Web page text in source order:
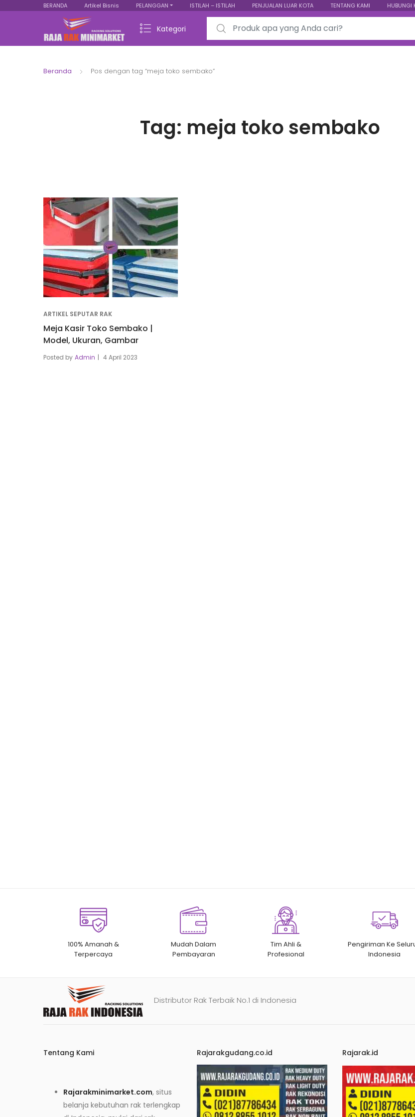
BERANDA Artikel Bisnis PELANGGAN ISTILAH – ISTILAH PENJUALAN LUAR KOTA TENTANG KAMI HUBUNGI
Kategori
Search for:
Beranda Pos dengan tag “meja toko sembako”
Tag: meja toko sembako
ARTIKEL SEPUTAR RAK
Meja Kasir Toko Sembako |
Model, Ukuran, Gambar
Posted by Admin 4 April 2023
100% Amanah &
Terpercaya
Mudah Dalam
Pembayaran
Tim Ahli &
Profesional
Pengiriman Ke
Indonesia
Distributor Rak Terbaik No.1 di Indonesia
Tentang Kami
Rajarakminimarket.com, situs
belanja kebutuhan rak terlengkap
Rajarakgudang.co.id Rajarak.id